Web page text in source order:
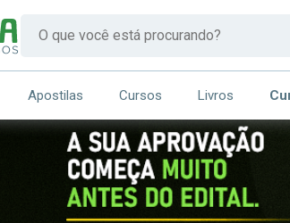
Apostilas Cursos Livros